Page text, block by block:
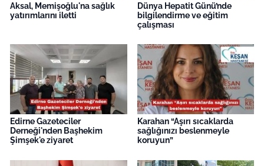
Aksal, Memişoğlu'na sağlık
yatırımlarını iletti
Dünya Hepatit Günü’nde
bilgilendirme ve eğitim
çalışması
Edirne Gazeteciler
Derneği'nden Başhekim
Şimşek'e ziyaret
Karahan “Aşırı sıcaklarda
sağlığınızı beslenmeyle
koruyun”